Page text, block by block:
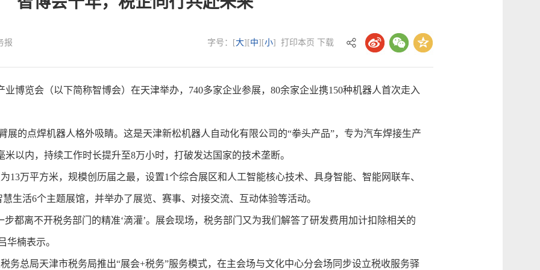
报 字号：[大][中][小] 打印本页 下载
览会（以下简称智博会）在天津举办，740多家企业参展，80余家企业携150种机器人首次走入
的点焊机器人格外吸睛。这是天津新松机器人自动化有限公司的“拳头产品”，专为汽车焊接生产
以内，持续工作时长提升至8万小时，打破发达国家的技术垄断。
万平方米，规模创历届之最，设置1个综合展区和人工智能核心技术、具身智能、智能网联车、
生活6个主题展馆，并举办了展览、赛事、对接交流、互动体验等活动。
离不开税务部门的精准‘滴灌’。展会现场，税务部门又为我们解答了研发费用加计扣除相关的
华楠表示。
总局天津市税务局推出“展会+税务”服务模式，在主会场与文化中心分会场同步设立税收服务驿